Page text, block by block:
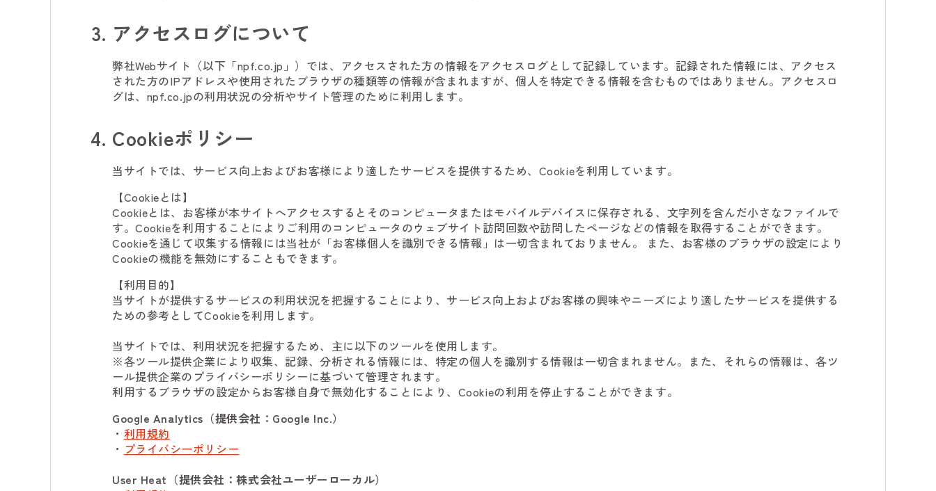
アクセスログについて
弊社Webサイト（以下「npf.co.jp」）では、アクセスされた方の情報をアクセスログとして記録しています。記録された情報には、アクセス
された方のIPアドレスや使用されたブラウザの種類等の情報が含まれますが、個人を特定できる情報を含むものではありません。アクセスロ
グは、npf.co.jpの利用状況の分析やサイト管理のために利用します。
Cookieポリシー
当サイトでは、サービス向上およびお客様により適したサービスを提供するため、Cookieを利用しています。
【Cookieとは】
Cookieとは、お客様が本サイトへアクセスするとそのコンピュータまたはモバイルデバイスに保存される、文字列を含んだ小さなファイルで
す。Cookieを利用することによりご利用のコンピュータのウェブサイト訪問回数や訪問したページなどの情報を取得することができます。
Cookieを通じて収集する情報には当社が「お客様個人を識別できる情報」は一切含まれておりません。 また、お客様のブラウザの設定により
Cookieの機能を無効にすることもできます。
【利用目的】
当サイトが提供するサービスの利用状況を把握することにより、サービス向上およびお客様の興味やニーズにより適したサービスを提供する
ための参考としてCookieを利用します。
当サイトでは、利用状況を把握するため、主に以下のツールを使用します。
※各ツール提供企業により収集、記録、分析される情報には、特定の個人を識別する情報は一切含まれません。また、それらの情報は、各ツ
ール提供企業のプライバシーポリシーに基づいて管理されます。
利用するブラウザの設定からお客様自身で無効化することにより、Cookieの利用を停止することができます。
Google Analytics（提供会社：Google Inc.）
・ 利用規約
・ プライバシーポリシー
User Heat（提供会社：株式会社ユーザーローカル）